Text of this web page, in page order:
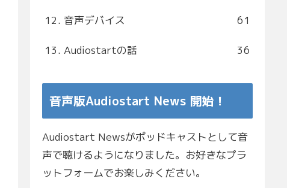
12. 音声デバイス 61
13. Audiostartの話 36
音声版Audiostart News 開始！
Audiostart Newsがポッドキャストとして音
声で聴けるようになりました。お好きなプラ
ットフォームでお楽しみください。